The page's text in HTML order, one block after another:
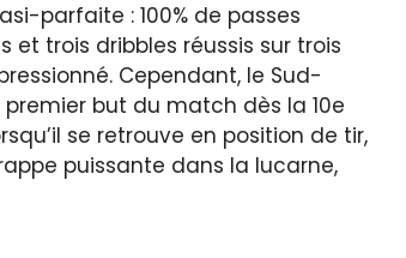
parfaite : 100% de passes
et trois dribbles réussis sur trois
Cependant, le Sud-
but du match dès la 10e
se retrouve en position de tir,
puissante dans la lucarne,